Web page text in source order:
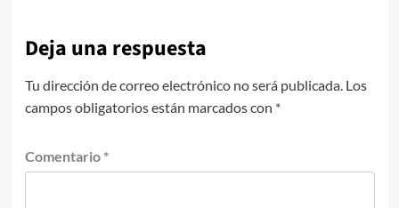
Deja una respuesta
Tu dirección de correo electrónico no será publicada. Los
campos obligatorios están marcados con *
Comentario *